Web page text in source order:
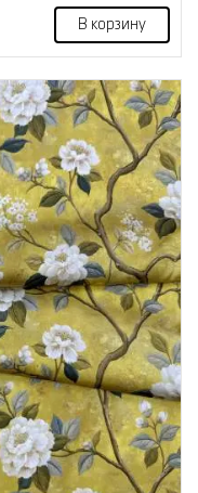
В корзину